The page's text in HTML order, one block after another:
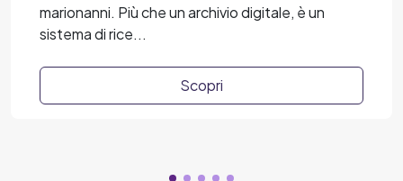
marionanni. Più che un archivio digitale, è un
sistema di rice...
Scopri